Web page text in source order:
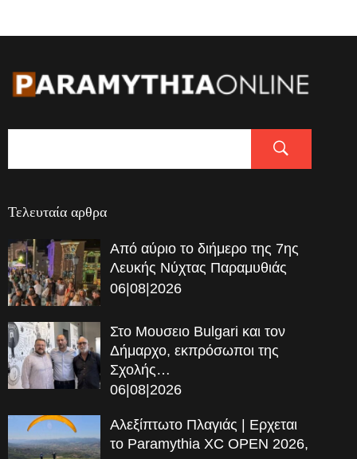
Τελευταία αρθρα
Από αύριο το διήμερο της 7ης
Λευκής Νύχτας Παραμυθιάς
06|08|2026
Στο Μουσειο Bulgari και τον
Δήμαρχο, εκπρόσωποι της
Σχολής…
06|08|2026
Αλεξίπτωτο Πλαγιάς | Ερχεται
το Paramythia XC OPEN 2026,